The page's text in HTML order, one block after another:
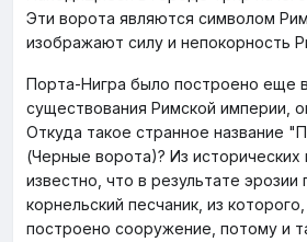
Эти ворота являются символом
изображают силу и непокорность
Порта-Нигра было построено еще
существования Римской империи,
Откуда такое странное название
(Черные ворота)? Из исторических
известно, что в результате эрозии
корнельский песчаник, из которого,
построено сооружение, потому и